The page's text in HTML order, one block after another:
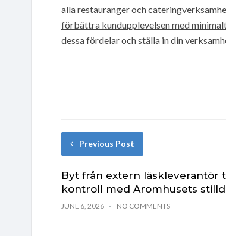
alla restauranger och
förbättra kundupplevelsen med
dessa fördelar och ställa in din
Previous Post
Byt från extern läskleverantör
kontroll med Aromhusets
JUNE 6, 2026 NO COMMENTS